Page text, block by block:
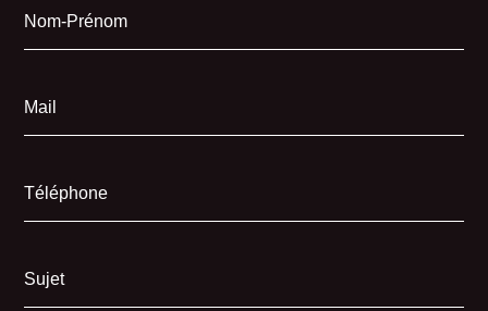
Nom-Prénom
Mail
Téléphone
Sujet